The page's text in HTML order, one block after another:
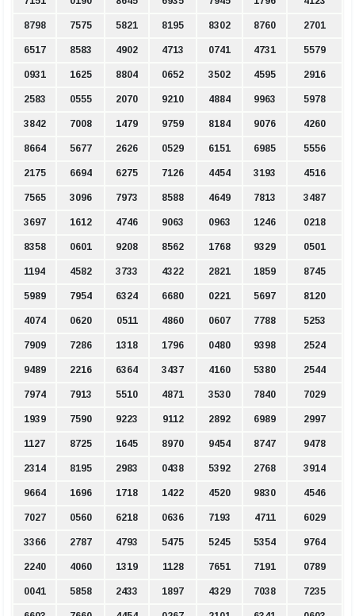
8798 7575 5821 8195 8302 8760 2701
6517 8583 4902 4713 0741 4731 5579
0931 1625 8804 0652 3502 4595 2916
2583 0555 2070 9210 4884 9963 5978
3842 7008 1479 9759 8184 9076 4260
8664 5677 2626 0529 6151 6985 5556
2175 6694 6275 7126 4454 3193 4516
7565 3096 7973 8588 4649 7813 3487
3697 1612 4746 9063 0963 1246 0218
8358 0601 9208 8562 1768 9329 0501
1194 4582 3733 4322 2821 1859 8745
5989 7954 6324 6680 0221 5697 8120
4074 0620 0511 4860 0607 7788 5253
7909 7286 1318 1796 0480 9398 2524
9489 2216 6364 3437 4160 5380 2544
7974 7913 5510 4871 3530 7840 7029
1939 7590 9223 9112 2892 6989 2997
1127 8725 1645 8970 9454 8747 9478
2314 8195 2983 0438 5392 2768 3914
9664 1696 1718 1422 4520 9830 4546
7027 0560 6218 0636 7193 4711 6029
3366 2787 4793 5475 5245 5354 9764
2240 4060 1319 1128 7651 7191 0789
0041 5858 2433 1897 4329 7038 7235